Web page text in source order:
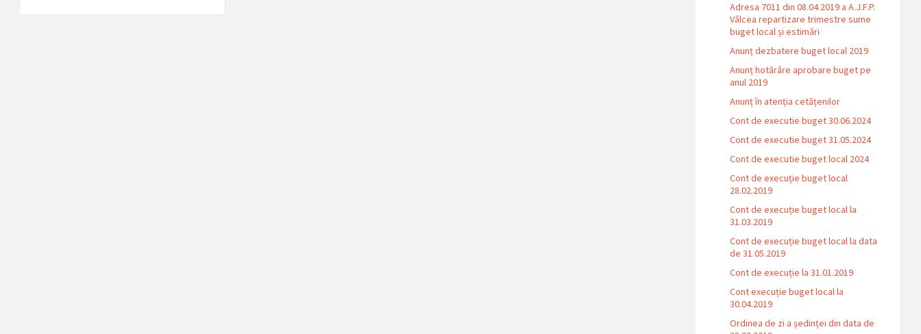
Adresa 7011 din 08.04.2019 a A.J.F.P.
Vâlcea repartizare trimestre sume
buget local și estimări
Anunț dezbatere buget local 2019
Anunț hotărâre aprobare buget pe
anul 2019
Anunț în atenția cetățenilor
Cont de executie buget 30.06.2024
Cont de executie buget 31.05.2024
Cont de executie buget local 2024
Cont de execuție buget local
28.02.2019
Cont de execuție buget local la
31.03.2019
Cont de execuție buget local la data
de 31.05.2019
Cont de execuție la 31.01.2019
Cont execuție buget local la
30.04.2019
Ordinea de zi a ședinței din data de